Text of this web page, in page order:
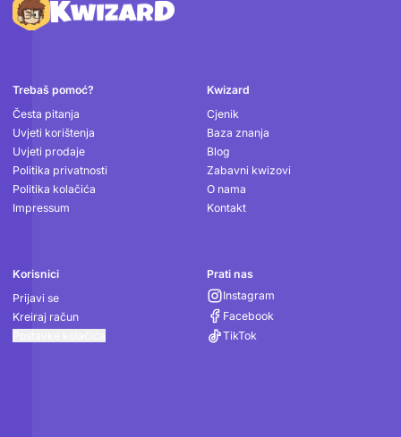
Podnožje
Trebaš pomoć?
Česta pitanja
Uvjeti korištenja
Uvjeti prodaje
Politika privatnosti
Politika kolačića
Impressum
Kwizard
Cjenik
Baza znanja
Blog
Zabavni kwizovi
O nama
Kontakt
Korisnici
Prijavi se
Kreiraj račun
Prati nas
Instagram
Facebook
TikTok